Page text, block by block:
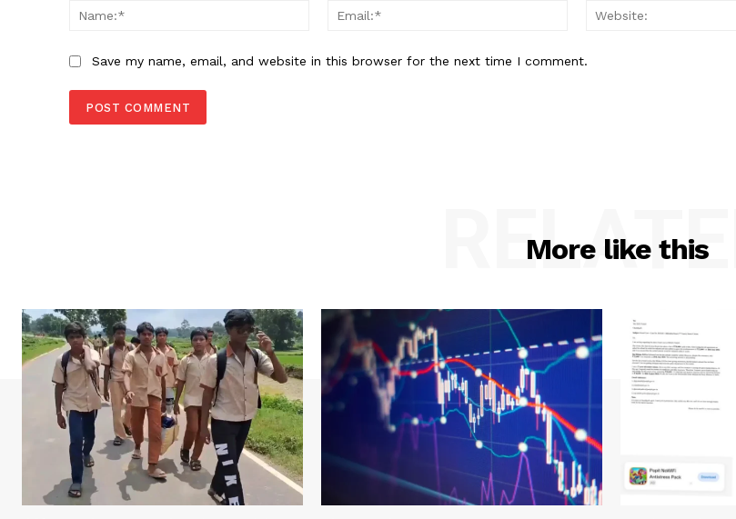
Name:*
Email:*
Save my name, email, and website in this browser for the next time I comment.
More like this
RELATED